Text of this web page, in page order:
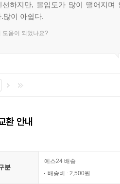
선하지만, 몰입도가 많이 떨어지며
많이 아쉽다.
도움이 되었나요?
환 안내
분
예스24 배송
배송비 : 2,500원